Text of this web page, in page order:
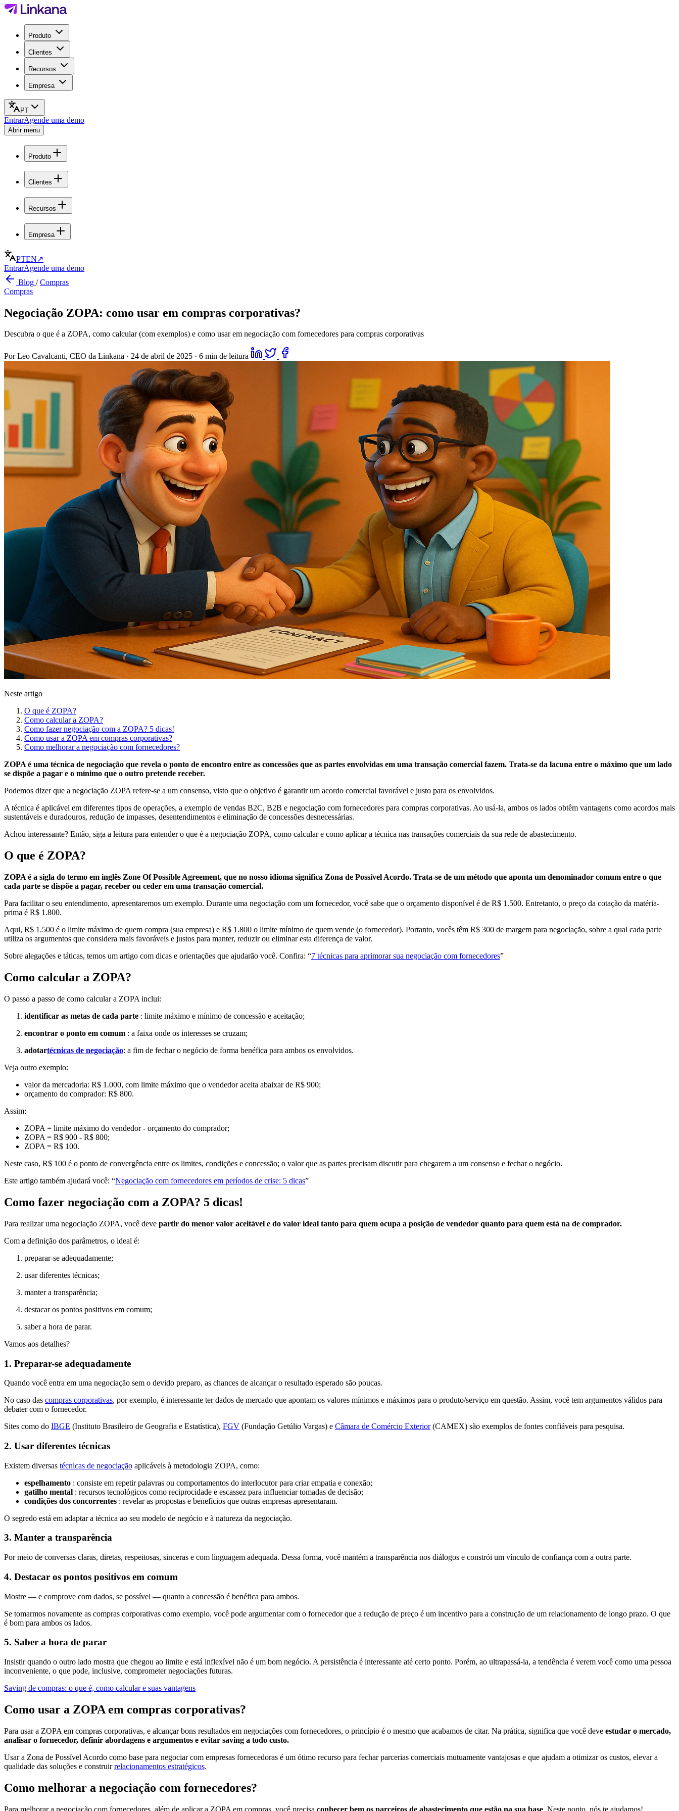
Produto
Clientes
Recursos
Empresa
PT
EntrarAgende uma demo
Abrir menu
Produto
Clientes
Recursos
Empresa
PTEN↗
EntrarAgende uma demo
Blog /Compras
Compras
Negociação ZOPA: como usar em compras corporativas?
Descubra o que é a ZOPA, como calcular (com exemplos) e como usar em negociação com fornecedores para compras corporativas
Por Leo Cavalcanti, CEO da Linkana · 24 de abril de 2025 · 6 min de leitura
Neste artigo
O que é ZOPA?
Como calcular a ZOPA?
Como fazer negociação com a ZOPA? 5 dicas!
Como usar a ZOPA em compras corporativas?
Como melhorar a negociação com fornecedores?
ZOPA é uma técnica de negociação que revela o ponto de encontro entre as concessões que as partes envolvidas em uma transação comercial fazem. Trata-se da lacuna entre o máximo que um lado
se dispõe a pagar e o mínimo que o outro pretende receber.
Podemos dizer que a negociação ZOPA refere-se a um consenso, visto que o objetivo é garantir um acordo comercial favorável e justo para os envolvidos.
A técnica é aplicável em diferentes tipos de operações, a exemplo de vendas B2C, B2B e negociação com fornecedores para compras corporativas. Ao usá-la, ambos os lados obtêm vantagens como acordos mais
sustentáveis e duradouros, redução de impasses, desentendimentos e eliminação de concessões desnecessárias.
Achou interessante? Então, siga a leitura para entender o que é a negociação ZOPA, como calcular e como aplicar a técnica nas transações comerciais da sua rede de abastecimento.
O que é ZOPA?
ZOPA é a sigla do termo em inglês Zone Of Possible Agreement, que no nosso idioma significa Zona de Possível Acordo. Trata-se de um método que aponta um denominador comum entre o que
cada parte se dispõe a pagar, receber ou ceder em uma transação comercial.
Para facilitar o seu entendimento, apresentaremos um exemplo. Durante uma negociação com um fornecedor, você sabe que o orçamento disponível é de R$ 1.500. Entretanto, o preço da cotação da matéria-
prima é R$ 1.800.
Aqui, R$ 1.500 é o limite máximo de quem compra (sua empresa) e R$ 1.800 o limite mínimo de quem vende (o fornecedor). Portanto, vocês têm R$ 300 de margem para negociação, sobre a qual cada parte
utiliza os argumentos que considera mais favoráveis e justos para manter, reduzir ou eliminar esta diferença de valor.
Sobre alegações e táticas, temos um artigo com dicas e orientações que ajudarão você. Confira: “7 técnicas para aprimorar sua negociação com fornecedores”
Como calcular a ZOPA?
O passo a passo de como calcular a ZOPA inclui:
identificar as metas de cada parte : limite máximo e mínimo de concessão e aceitação;
encontrar o ponto em comum : a faixa onde os interesses se cruzam;
adotartécnicas de negociação: a fim de fechar o negócio de forma benéfica para ambos os envolvidos.
Veja outro exemplo:
valor da mercadoria: R$ 1.000, com limite máximo que o vendedor aceita abaixar de R$ 900;
orçamento do comprador: R$ 800.
Assim:
ZOPA = limite máximo do vendedor - orçamento do comprador;
ZOPA = R$ 900 - R$ 800;
ZOPA = R$ 100.
Neste caso, R$ 100 é o ponto de convergência entre os limites, condições e concessão; o valor que as partes precisam discutir para chegarem a um consenso e fechar o negócio.
Este artigo também ajudará você: “Negociação com fornecedores em períodos de crise: 5 dicas”
Como fazer negociação com a ZOPA? 5 dicas!
Para realizar uma negociação ZOPA, você deve partir do menor valor aceitável e do valor ideal tanto para quem ocupa a posição de vendedor quanto para quem está na de comprador.
Com a definição dos parâmetros, o ideal é:
preparar-se adequadamente;
usar diferentes técnicas;
manter a transparência;
destacar os pontos positivos em comum;
saber a hora de parar.
Vamos aos detalhes?
1. Preparar-se adequadamente
Quando você entra em uma negociação sem o devido preparo, as chances de alcançar o resultado esperado são poucas.
No caso das compras corporativas, por exemplo, é interessante ter dados de mercado que apontam os valores mínimos e máximos para o produto/serviço em questão. Assim, você tem argumentos válidos para
debater com o fornecedor.
Sites como do IBGE (Instituto Brasileiro de Geografia e Estatística), FGV (Fundação Getúlio Vargas) e Câmara de Comércio Exterior(CAMEX) são exemplos de fontes confiáveis para pesquisa.
2. Usar diferentes técnicas
Existem diversas técnicas de negociação aplicáveis à metodologia ZOPA, como:
espelhamento : consiste em repetir palavras ou comportamentos do interlocutor para criar empatia e conexão;
gatilho mental : recursos tecnológicos como reciprocidade e escassez para influenciar tomadas de decisão;
condições dos concorrentes : revelar as propostas e benefícios que outras empresas apresentaram.
O segredo está em adaptar a técnica ao seu modelo de negócio e à natureza da negociação.
3. Manter a transparência
Por meio de conversas claras, diretas, respeitosas, sinceras e com linguagem adequada. Dessa forma, você mantém a transparência nos diálogos e constrói um vínculo de confiança com a outra parte.
4. Destacar os pontos positivos em comum
Mostre — e comprove com dados, se possível — quanto a concessão é benéfica para ambos.
Se tomarmos novamente as compras corporativas como exemplo, você pode argumentar com o fornecedor que a redução de preço é um incentivo para a construção de um relacionamento de longo prazo. O que
é bom para ambos os lados.
5. Saber a hora de parar
Insistir quando o outro lado mostra que chegou ao limite e está inflexível não é um bom negócio. A persistência é interessante até certo ponto. Porém, ao ultrapassá-la, a tendência é verem você como uma pessoa
inconveniente, o que pode, inclusive, comprometer negociações futuras.
Saving de compras: o que é, como calcular e suas vantagens
Como usar a ZOPA em compras corporativas?
Para usar a ZOPA em compras corporativas, e alcançar bons resultados em negociações com fornecedores, o princípio é o mesmo que acabamos de citar. Na prática, significa que você deve estudar o mercado,
analisar o fornecedor, definir abordagens e argumentos e evitar saving a todo custo.
Usar a Zona de Possível Acordo como base para negociar com empresas fornecedoras é um ótimo recurso para fechar parcerias comerciais mutuamente vantajosas e que ajudam a otimizar os custos, elevar a
qualidade das soluções e construirrelacionamentos estratégicos.
Como melhorar a negociação com fornecedores?
Para melhorar a negociação com fornecedores, além de aplicar a ZOPA em compras, você precisa conhecer bem os parceiros de abastecimento que estão na sua base . Neste ponto, nós te ajudamos!